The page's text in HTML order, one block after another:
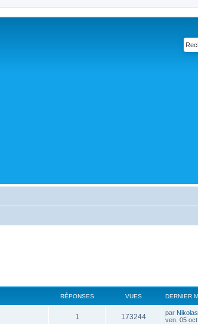
RÉPONSES VUES DERNIER
1 173244 par Nikolas
ven. 05